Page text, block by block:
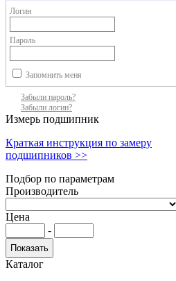
Логин
Пароль
Запомнить меня
Забыли пароль?
Забыли логин?
Измерь подшипник
Краткая инструкция по замеру
подшипников >>
Подбор по параметрам
Производитель
Цена
-
Каталог